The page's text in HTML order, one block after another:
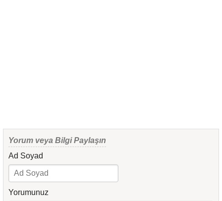
Yorum veya Bilgi Paylaşın
Ad Soyad
Yorumunuz